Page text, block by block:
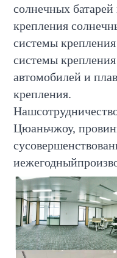
солнечных
крепления
системы
системы
автомобилей и
крепления.
Наш
Цюаньчжоу,
с
иежегодный